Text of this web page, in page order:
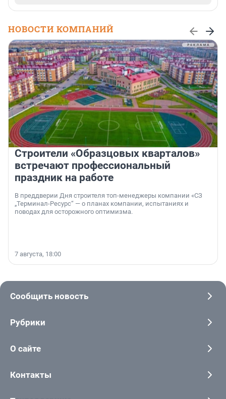
НОВОСТИ КОМПАНИЙ
Строители «Образцовых кварталов»
встречают профессиональный
праздник на работе
В преддверии Дня строителя топ-менеджеры компании «СЗ
„Терминал-Ресурс“ — о планах компании, испытаниях и
поводах для осторожного оптимизма.
7 августа, 18:00
Сообщить новость
Рубрики
О сайте
Контакты